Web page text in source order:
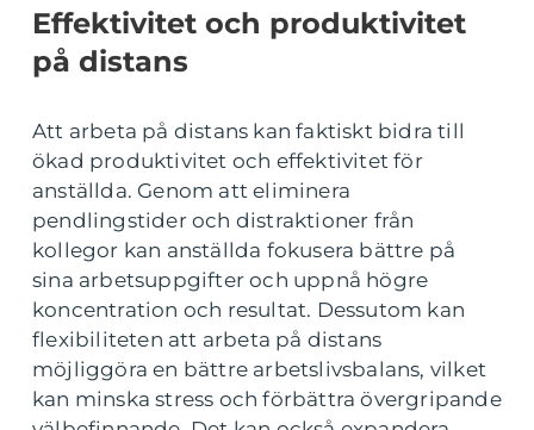
Effektivitet och produktivitet
på distans
Att arbeta på distans kan faktiskt bidra till
ökad produktivitet och effektivitet för
anställda. Genom att eliminera
pendlingstider och distraktioner från
kollegor kan anställda fokusera bättre på
sina arbetsuppgifter och uppnå högre
koncentration och resultat. Dessutom kan
flexibiliteten att arbeta på distans
möjliggöra en bättre arbetslivsbalans, vilket
kan minska stress och förbättra övergripande